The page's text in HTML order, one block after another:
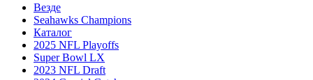
Везде
Seahawks Champions
Каталог
2025 NFL Playoffs
Super Bowl LX
2023 NFL Draft